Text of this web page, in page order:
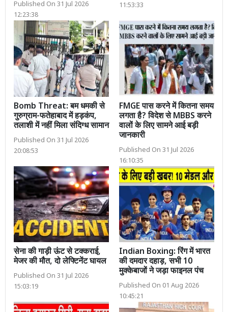
Published On 31 Jul 2026
12:23:38
11:53:33
Bomb Threat: बम धमकी से
गुरुग्राम-फतेहाबाद में हड़कंप,
तलाशी में नहीं मिला संदिग्ध सामान
Published On 31 Jul 2026
20:08:53
FMGE पास करने में कितना समय
लगता है? विदेश से MBBS करने
वालों के लिए सामने आई बड़ी
जानकारी
Published On 31 Jul 2026
16:10:35
सेना की गाड़ी ऊंट से टक्कराई,
मेजर की मौत, दो लेफ्टिनेंट घायल
Published On 31 Jul 2026
15:03:19
Indian Boxing: रिंग में भारत
की दमदार दहाड़, सभी 10
मुक्केबाजों ने जड़ा फाइनल पंच
Published On 01 Aug 2026
10:45:21